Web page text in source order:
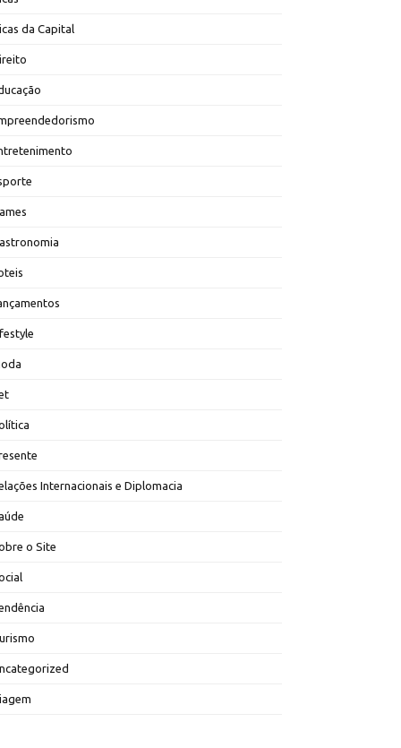
da Capital
Internacionais e Diplomacia
o Site